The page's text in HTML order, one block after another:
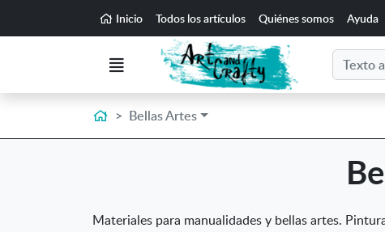
Ir al contenido principal de la página
Inicio Todos los artículos Quiénes somos Ayuda
Menú Buscar
InicioBellas Artes
Materiales para manualidades y bellas artes.